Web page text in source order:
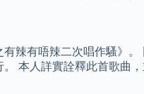
有辣有唔辣二次唱作騷》
本人詳實詮釋此首歌曲